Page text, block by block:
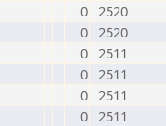
0 2520
0 2520
0 2511
0 2511
0 2511
0 2511